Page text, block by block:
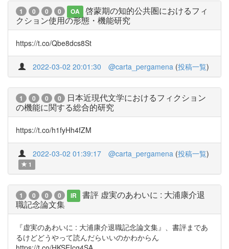
1 0 0 0 OA
啓蒙期の知的公共圏におけるフィ
クション使用の形態・機能研究
https://t.co/Qbe8dcs8St
2022-03-02 20:01:30 @carta_pergamena (投稿一覧)
1 0 0 0
日本近現代文学におけるフィクション
の機能に関する総合的研究
https://t.co/h1fyHh4fZM
2022-03-02 01:39:17 @carta_pergamena (投稿一覧)
1
1 0 0 0 IR
書評 虚実のあわいに : 大浦康介退
職記念論文集
『虚実のあわいに : 大浦康介退職記念論文集』、書評まであ
るけどどうやって読んだらいいのかわからん